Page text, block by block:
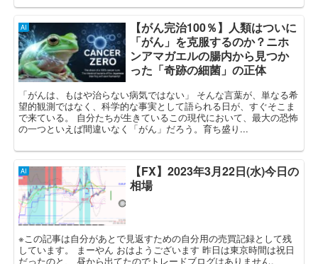
AI
【がん完治100％】人類はついに
「がん」を克服するのか？ニホ
ンアマガエルの腸内から見つか
った「奇跡の細菌」の正体
「がんは、もはや治らない病気ではない」 そんな言葉が、単なる希
望的観測ではなく、科学的な事実として語られる日が、すぐそこま
で来ている。 自分たちが生きているこの現代において、最大の恐怖
の一つといえば間違いなく「がん」だろう。育ち盛り...
AI
【FX】2023年3月22日(水)今日の
相場
※この記事は自分があとで見返すための自分用の売買記録として残
しています。 まーやん おはようございます 昨日は東京時間は祝日
だったのと、 昼から出てたのでトレードブログはありません。